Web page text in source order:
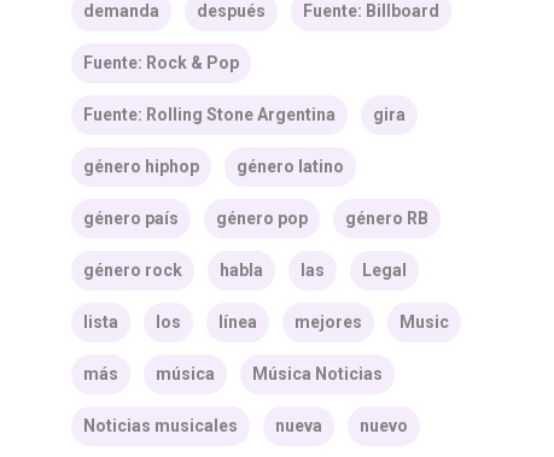
demanda después Fuente: Billboard
Fuente: Rock & Pop
Fuente: Rolling Stone Argentina gira
género hiphop género latino
género país género pop género RB
género rock habla las Legal
lista los línea mejores Music
más música Música Noticias
Noticias musicales nueva nuevo